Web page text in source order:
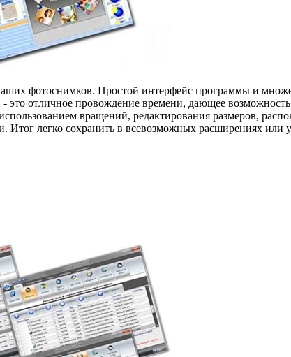
фотоснимков. Простой интерфейс программы и
отличное провождение времени, дающее
вращений, редактирования размеров,
легко сохранить в всевозможных расширениях или